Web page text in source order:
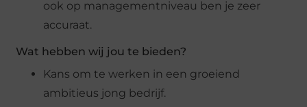
ook op managementniveau ben je zeer
accuraat.
Wat hebben wij jou te bieden?
Kans om te werken in een groeiend
ambitieus jong bedrijf.